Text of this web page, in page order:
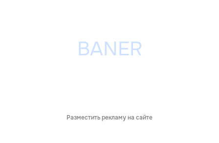
Разместить рекламу на сайте